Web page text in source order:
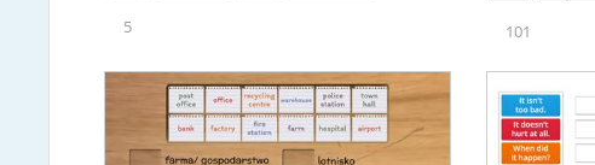
5 101